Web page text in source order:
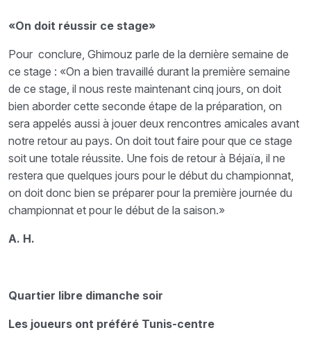
«On doit réussir ce stage»
Pour conclure, Ghimouz parle de la dernière semaine de
ce stage : «On a bien travaillé durant la première semaine
de ce stage, il nous reste maintenant cinq jours, on doit
bien aborder cette seconde étape de la préparation, on
sera appelés aussi à jouer deux rencontres amicales avant
notre retour au pays. On doit tout faire pour que ce stage
soit une totale réussite. Une fois de retour à Béjaïa, il ne
restera que quelques jours pour le début du championnat,
on doit donc bien se préparer pour la première journée du
championnat et pour le début de la saison.»
A. H.
Quartier libre dimanche soir
Les joueurs ont préféré Tunis-centre